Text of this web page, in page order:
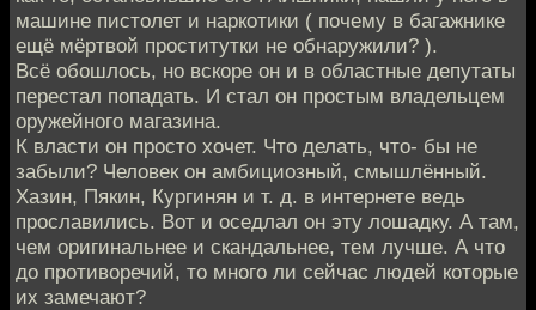
машине пистолет и наркотики ( почему в багажнике
ещё мёртвой проститутки не обнаружили? ).
Всё обошлось, но вскоре он и в областные депутаты
перестал попадать. И стал он простым владельцем
оружейного магазина.
К власти он просто хочет. Что делать, что- бы не
забыли? Человек он амбициозный, смышлённый.
Хазин, Пякин, Кургинян и т. д. в интернете ведь
прославились. Вот и оседлал он эту лошадку. А там,
чем оригинальнее и скандальнее, тем лучше. А что
до противоречий, то много ли сейчас людей которые
их замечают?